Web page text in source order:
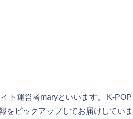
ト運営者maryといいます。 K-POP
をピックアップしてお届けしていま